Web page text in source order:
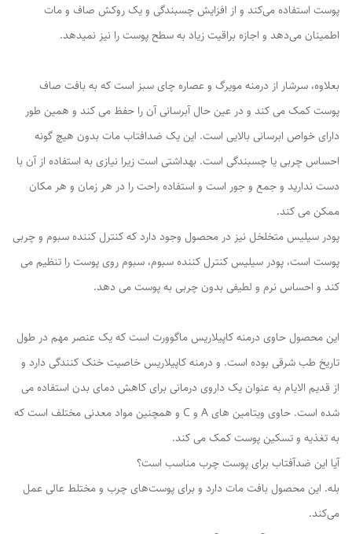
پوست استفاده می‌کند و از افزایش چسبندگی و یک روکش صاف و مات
اطمینان می‌دهد و اجازه براقیت زیاد به سطح پوست را نیز نمیدهد.
بعلاوه، سرشار از درمنه مویرگ و عصاره چای سبز است که به بافت صاف
پوست کمک می کند و در عین حال آبرسانی آن را حفظ می کند و همین طور
دارای خواص ابرسانی بالایی است. این یک ضدافتاب مات بدون هیچ گونه
احساس چربی یا چسبندگی است. بهداشتی است زیرا نیازی به استفاده از آن با
دست ندارید و جمع و جور است و استفاده راحت را در هر زمان و هر مکان
ممکن می کند.
پودر سیلیس متخلخل نیز در محصول وجود دارد که کنترل کننده سبوم و چربی
پوست است، پودر سیلیس کنترل کننده سبوم، سبوم روی پوست را تنظیم می
کند و احساس نرم و لطیفی بدون چربی به پوست می دهد.
این محصول حاوی درمنه کاپیلاریس ماگوورت است که یک عنصر مهم در طول
تاریخ طب شرقی بوده است. و درمنه کاپیلاریس خاصیت خنک کنندگی دارد و
از قدیم الایام به عنوان یک داروی درمانی برای کاهش دمای بدن استفاده می
شده است. حاوی ویتامین های A و C و همچنین مواد معدنی مختلف است که
به تغذیه و تسکین پوست کمک می کند.
آیا این ضدآفتاب برای پوست چرب مناسب است؟
بله. این محصول بافت مات دارد و برای پوست‌های چرب و مختلط عالی عمل
می‌کند.